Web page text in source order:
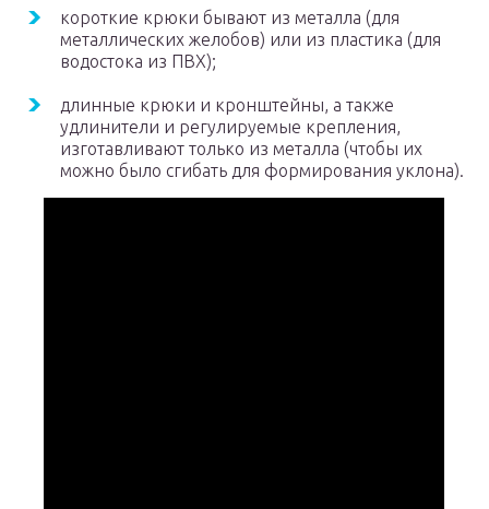
короткие крюки бывают из металла (для
металлических желобов) или из пластика (для
водостока из ПВХ);
длинные крюки и кронштейны, а также
удлинители и регулируемые крепления,
изготавливают только из металла (чтобы их
можно было сгибать для формирования уклона).